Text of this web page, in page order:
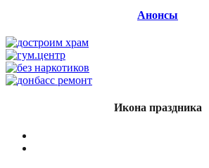
Анонсы
Икона праздника